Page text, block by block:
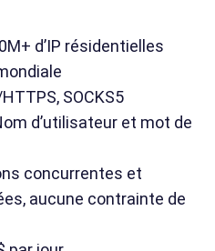
d’IP résidentielles
SOCKS5
d’utilisateur et mot de
concurrentes et
aucune contrainte de